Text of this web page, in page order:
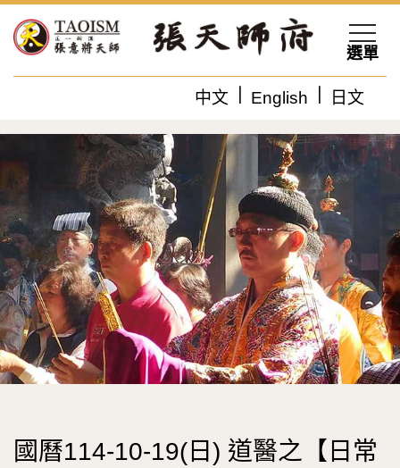
中文 English 日文
選單
國曆114-10-19(日) 道醫之【日常